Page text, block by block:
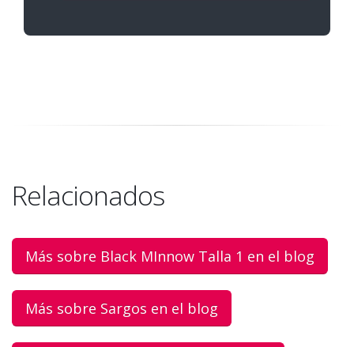
Relacionados
Más sobre Black MInnow Talla 1 en el blog
Más sobre Sargos en el blog